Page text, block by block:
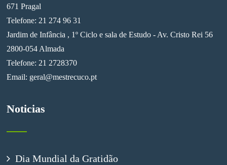
671 Pragal
Telefone: 21 274 96 31
Jardim de Infância , 1º Ciclo e sala de Estudo - Av. Cristo Rei 56
2800-054 Almada
Telefone: 21 2728370
Email: geral@mestrecuco.pt
Noticias
Dia Mundial da Gratidão